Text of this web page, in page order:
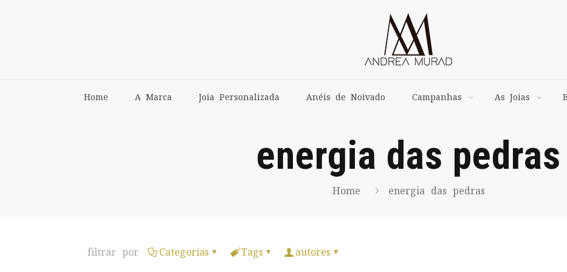
Home A Marca Joia Personalizada Anéis de Noivado Campanhas As Joias
energia das pedras
Home
energia das pedras
filtrar por Categorias Tags autores